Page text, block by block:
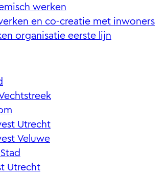
werken
en co-creatie met inwoners
organisatie eerste lijn
Utrecht
Veluwe
Utrecht